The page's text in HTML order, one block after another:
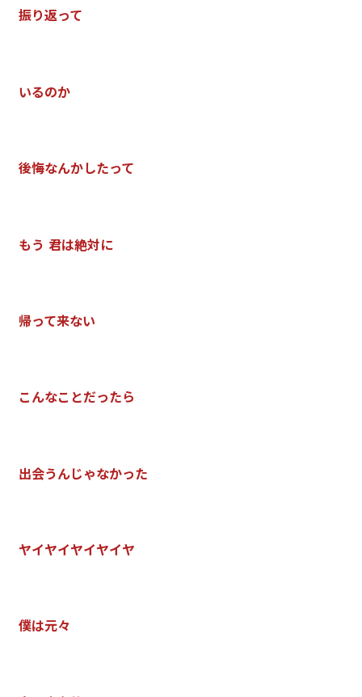
振り返って
いるのか
後悔なんかしたって
もう 君は絶対に
帰って来ない
こんなこ とだったら
出会うんじゃなかった
ヤイヤイヤイヤイヤ
僕は元々